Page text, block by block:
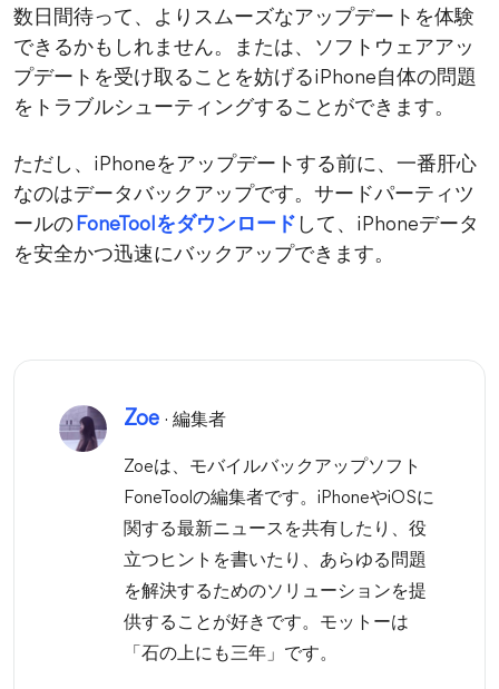
数日間待って、よりスムーズなアップデートを体験
できるかもしれません。または、ソフトウェアアッ
プデートを受け取ることを妨げるiPhone自体の問題
をトラブルシューティングすることができます。
ただし、iPhoneをアップデートする前に、一番肝心
なのはデータバックアップです。サードパーティツ
ールの FoneToolをダウンロード して、iPhoneデータ
を安全かつ迅速にバックアップできます。
Zoe· 編集者
Zoeは、モバイルバックアップソフト
FoneToolの編集者です。iPhoneやiOSに
関する最新ニュースを共有したり、役
立つヒントを書いたり、あらゆる問題
を解決するためのソリューションを提
供することが好きです。モットーは
「石の上にも三年」です。